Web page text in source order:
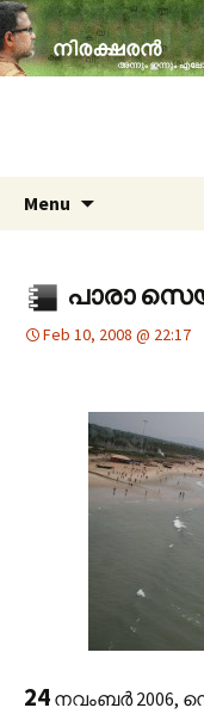
travelogues,
cinema,
Menu
പാരാ
Feb 10, 2008 @ 22:17
24 നവംബര്‍